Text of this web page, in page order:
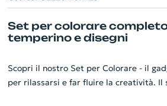
Set per colorare
temperino e disegni
Scopri il nostro Set per Colorare - il
per rilassarsi e far fluire la creatività. Il